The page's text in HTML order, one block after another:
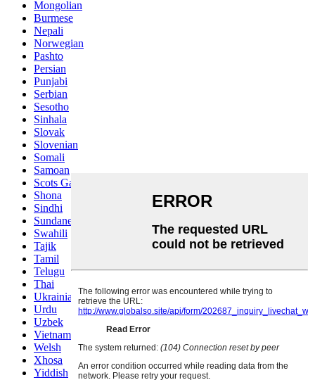
Mongolian
Burmese
Nepali
Norwegian
Pashto
Persian
Punjabi
Serbian
Sesotho
Sinhala
Slovak
Slovenian
Somali
Samoan
Scots Gaelic
Shona
Sindhi
Sundanese
Swahili
Tajik
Tamil
Telugu
Thai
Ukrainian
Urdu
Uzbek
Vietnamese
Welsh
Xhosa
Yiddish